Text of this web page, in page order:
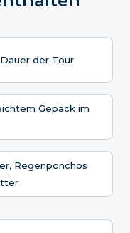
der Tour
Gepäck im
Regenponchos